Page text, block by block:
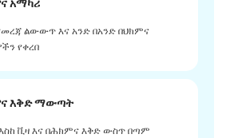
አማካሪ
ልውውጥ እና አንድ በአንድ በህክምና
የቀረበ
እቅድ ማውጣት
ቪዛ እና በሕክምና እቅድ ውስጥ በጣም